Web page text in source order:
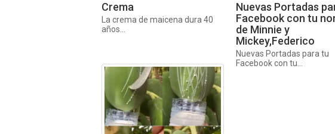
Crema
La crema de maicena dura 40
años...
Nuevas Portadas
Facebook con tu
de Minnie y
Mickey,Federico
Nuevas Portadas para tu
Facebook con tu...